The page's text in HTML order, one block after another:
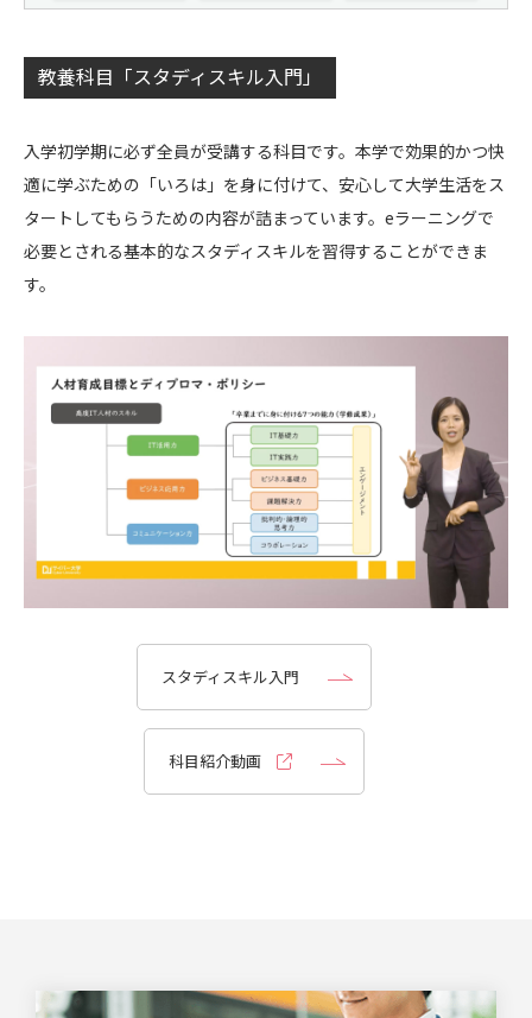
教養科目「スタディスキル入門」
入学初学期に必ず全員が受講する科目です。本学で効果的かつ快
適に学ぶための「いろは」を身に付けて、安心して大学生活をス
タートしてもらうための内容が詰まっています。eラーニングで
必要とされる基本的なスタディスキルを習得することができま
す。
スタディスキル入門
科目紹介動画